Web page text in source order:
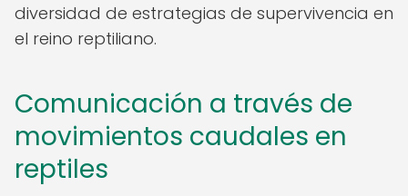
diversidad de estrategias de supervivencia en
el reino reptiliano.
Comunicación a través de
movimientos caudales en
reptiles